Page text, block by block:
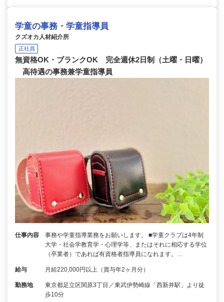
学童の事務・学童指導員
クズオカ人材紹介所
正社員
無資格OK・ブランクOK 完全週休2日制（土曜・日曜）
高待遇の事務兼学童指導員
仕事内容
事務や学童指導業務をお願いします。 ■学童クラブは4年制
大学・社会学教育学・心理学等、またはそれに相応する学位
（卒業者）であれば有資格者指導員になれます。…
給与 月給220,000円以上（賞与年2ヶ月分）
勤務地
東京都足立区関原3丁目／東武伊勢崎線「西新井駅」より徒
歩10分